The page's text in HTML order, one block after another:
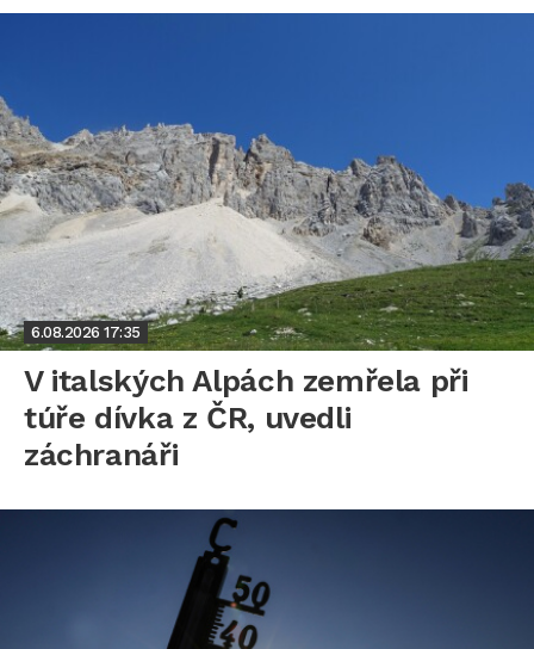
V italských Alpách zemřela při
túře dívka z ČR, uvedli
záchranáři
6.08.2026 17:35